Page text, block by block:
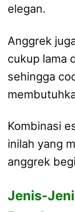
elegan.
Anggrek
cukup lama
sehingga
Kombinasi
inilah yang
anggrek
Jenis-